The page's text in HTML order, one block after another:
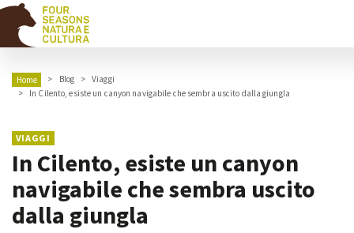
Home Blog
Viaggi
In Cilento, esiste un canyon navigabile che sembra uscito dalla giungla
VIAGGI
In Cilento, esiste un canyon
navigabile che sembra uscito
dalla giungla